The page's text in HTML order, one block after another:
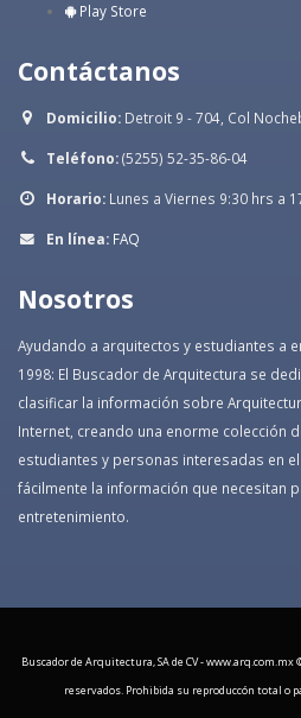
Play Store
Contáctanos
Domicilio: Detroit 9 - 704, Col
Teléfono:(5255) 52-35-86-04
Horario: Lunes a Viernes 9:30 hrs a
En línea: FAQ
Nosotros
Ayudando a arquitectos y estudiantes a
1998: El Buscador de Arquitectura se
clasificar la información sobre
Internet, creando una enorme colección
estudiantes y personas interesadas en
fácilmente la información que necesitan
entretenimiento.
Buscador de Arquitectura, SA de CV - www.arq.com.mx
reservados. Prohibida su reproduccón total o